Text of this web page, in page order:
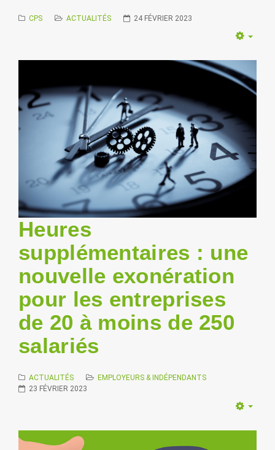
CPS ACTUALITÉS 24 FÉVRIER 2023
Heures
supplémentaires : une
nouvelle exonération
pour les entreprises
de 20 à moins de 250
salariés
ACTUALITÉS
EMPLOYEURS & INDÉPENDANTS
23 FÉVRIER 2023